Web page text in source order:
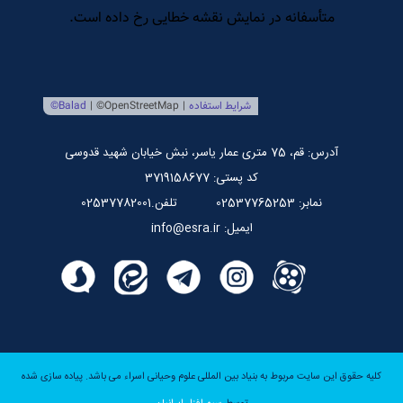
مرکز بین المللی نشر اسراء
آدرس: قم، 75 متری عمار یاسر، نبش خیابان شهید قدوسی
کد پستی: 3719158677
نمابر: 02537765253
تلفن.02537782001
ایمیل: info@esra.ir
کلیه حقوق این سایت مربوط به بنیاد بین المللی علوم وحیانی اسراء می باشد. پیاده سازی شده